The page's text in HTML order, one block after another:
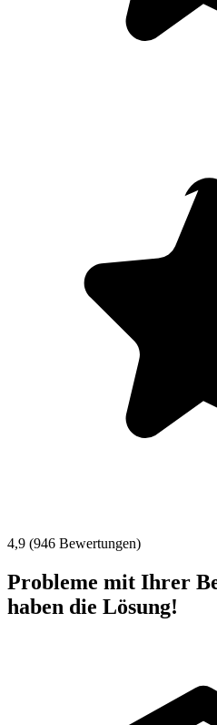
4,9 (946 Bewertungen)
Probleme mit Ihrer
haben die Lösung!